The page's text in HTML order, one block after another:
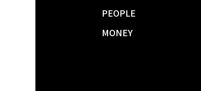
PEOPLE
MONEY